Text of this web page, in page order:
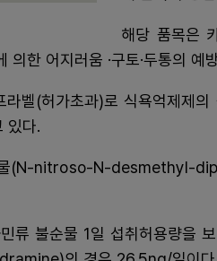
해당 품목은
의한 어지러움 ·구토·두통의 예
라벨(허가초과)로 식욕억제제
있다.
(N-nitroso-N-desmethyl-
류 불순물 1일 섭취허용량을